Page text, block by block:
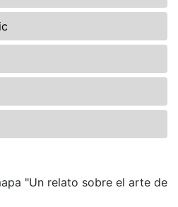
"Un relato sobre el arte de